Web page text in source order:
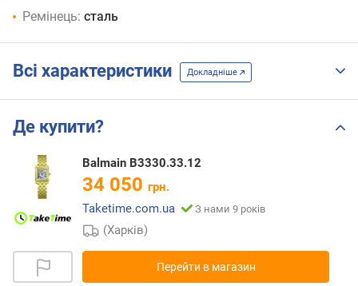
Ремінець: сталь
Всі характеристики Докладніше
Де купити?
Balmain B3330.33.12
34 050 грн.
Taketime.com.ua
З нами 9 років
(Харків)
Перейти в магазин